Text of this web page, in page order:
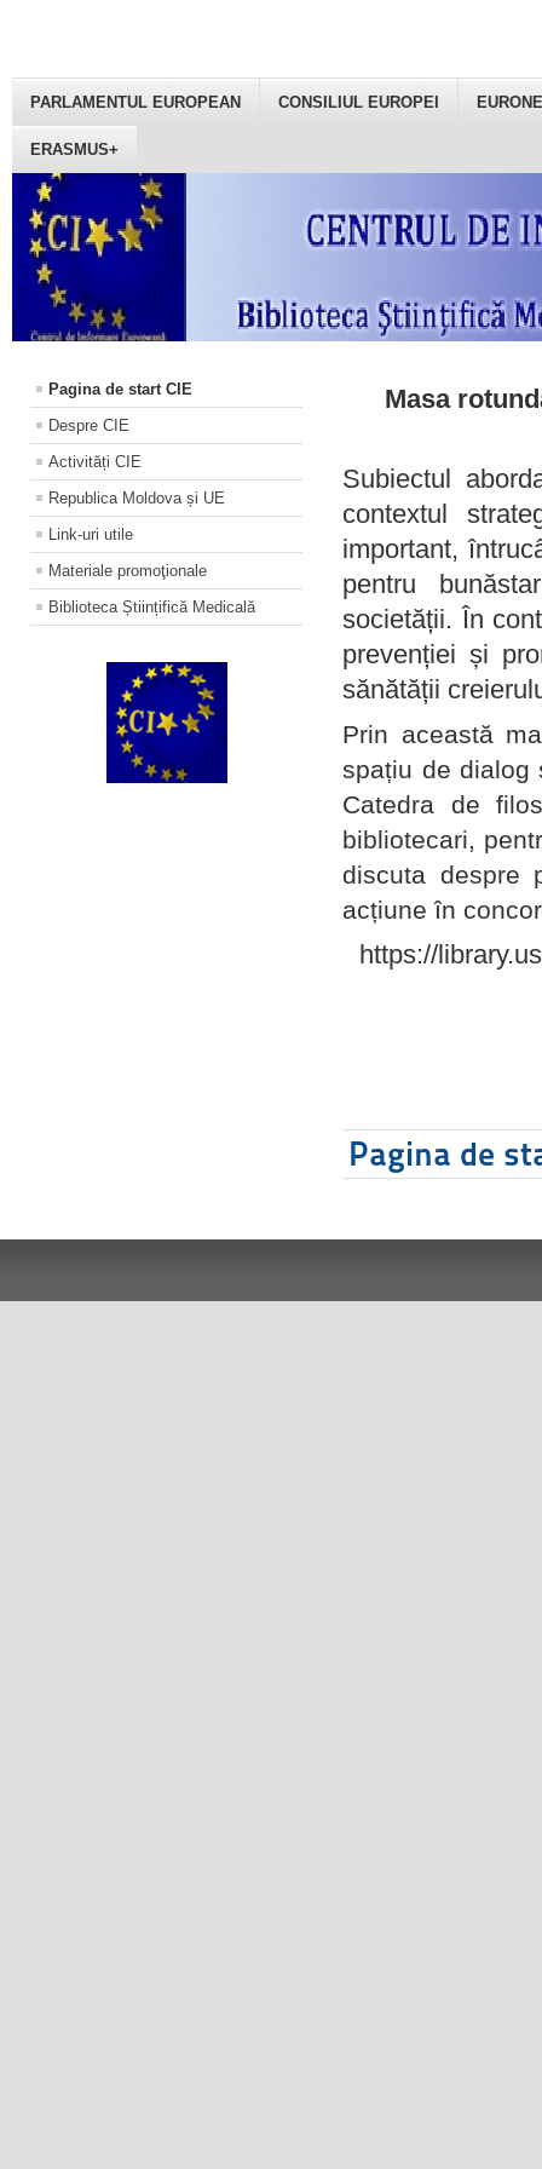
PARLAMENTUL EUROPEAN CONSILIUL EUROPEI
ERASMUS+
Pagina de start CIE
Despre CIE
Activități CIE
Republica Moldova și UE
Link-uri utile
Materiale promoţionale
Biblioteca Științifică Medicală
Masa
Subiectul
contextul
important,
pentru
societății. În
prevenției și
sănătății
Prin această
spațiu de dialog
Catedra de
bibliotecari,
discuta despre
acțiune în
https://
Pagina de